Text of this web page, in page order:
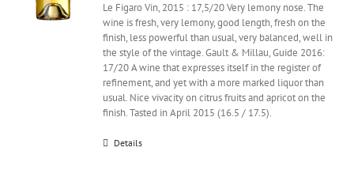
Le Figaro Vin, 2015 : 17,5/20 Very lemony nose. The
wine is fresh, very lemony, good length, fresh on the
finish, less powerful than usual, very balanced, well in
the style of the vintage. Gault & Millau, Guide 2016:
17/20 A wine that expresses itself in the register of
refinement, and yet with a more marked liquor than
usual. Nice vivacity on citrus fruits and apricot on the
finish. Tasted in April 2015 (16.5 / 17.5).
Details